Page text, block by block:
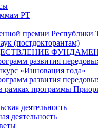
РТ
премии
(постдокторантам)
развития
«Инновация года»
развития
программы
деятельность
деятельность